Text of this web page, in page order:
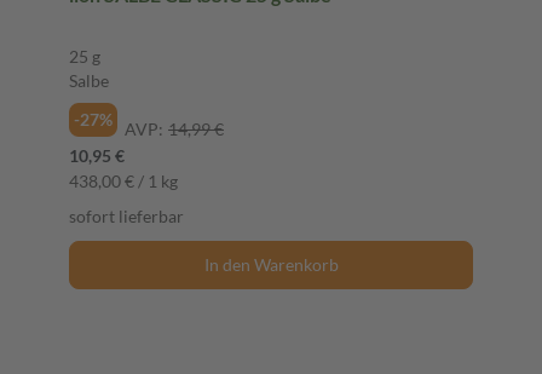
25 g
Salbe
-27%
AVP: 14,99 €
10,95 €
438,00 € / 1 kg
sofort lieferbar
In den Warenkorb